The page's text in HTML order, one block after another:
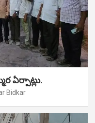
ఏర్పాట్లు.
Bidkar